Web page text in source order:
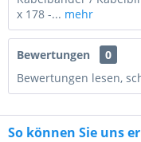
x 178 -... mehr
Bewertungen
0
Bewertungen lesen,
So können Sie uns